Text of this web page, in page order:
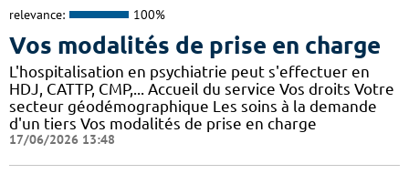
relevance: 100%
Vos modalités de prise en charge
L'hospitalisation en psychiatrie peut s'effectuer en
HDJ, CATTP, CMP,... Accueil du service Vos droits Votre
secteur géodémographique Les soins à la demande
d'un tiers Vos modalités de prise en charge
17/06/2026 13:48